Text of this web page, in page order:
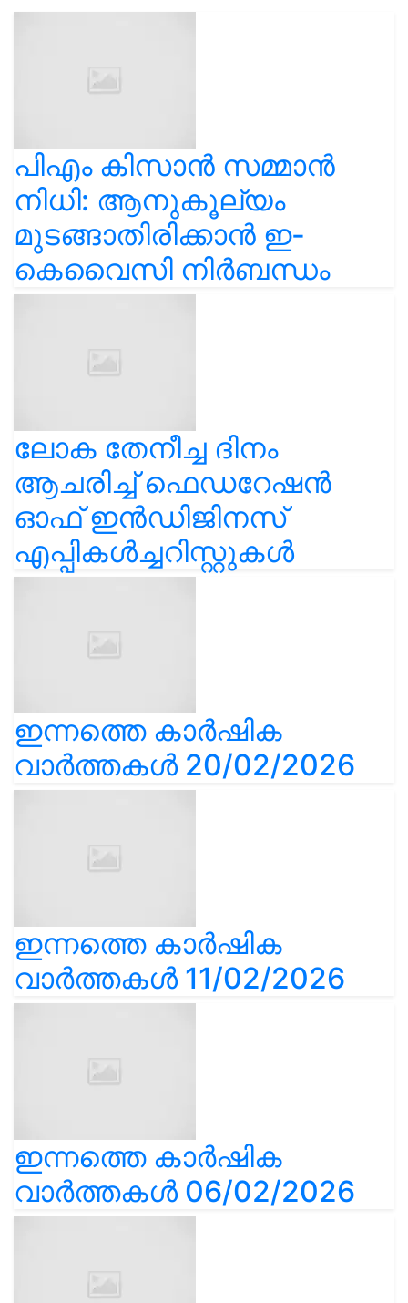
പിഎം കിസാൻ സമ്മാൻ
നിധി: ആനുകൂല്യം
മുടങ്ങാതിരിക്കാൻ ഇ-
കെവൈസി നിർബന്ധം
ലോക തേനീച്ച ദിനം
ആചരിച്ച് ഫെഡറേഷൻ
ഓഫ് ഇൻഡിജിനസ്
എപ്പികൾച്ചറിസ്റ്റുകൾ
ഇന്നത്തെ കാർഷിക
വാർത്തകൾ 20/02/2026
ഇന്നത്തെ കാർഷിക
വാർത്തകൾ 11/02/2026
ഇന്നത്തെ കാർഷിക
വാർത്തകൾ 06/02/2026